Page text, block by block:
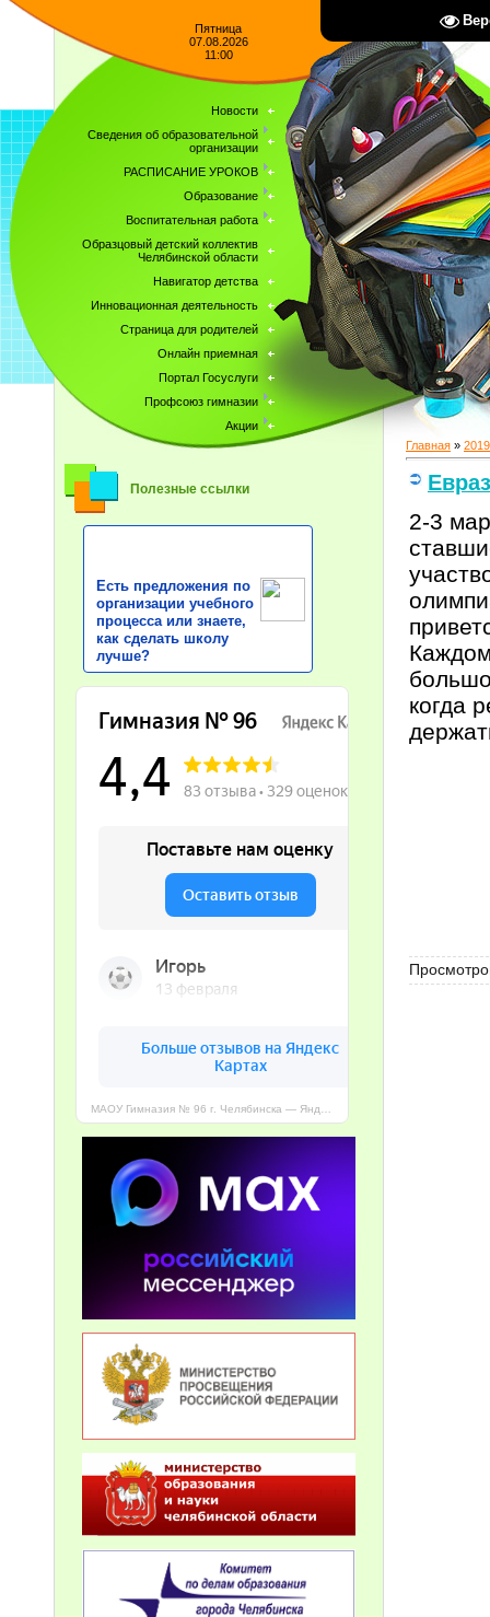
Пятница
07.08.2026
11:00
Новости
Сведения об образовательной
организации
РАСПИСАНИЕ УРОКОВ
Образование
Воспитательная работа
Образцовый детский коллектив
Челябинской области
Навигатор детства
Инновационная деятельность
Страница для родителей
Онлайн приемная
Портал Госуслуги
Профсоюз гимназии
Акции
Полезные ссылки
Есть предложения по
организации учебного
процесса или знаете,
как сделать школу
лучше?
Главная » 2019
2-3
когда